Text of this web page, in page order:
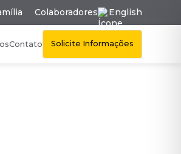
Colaboradores English
Contato Solicite Informações